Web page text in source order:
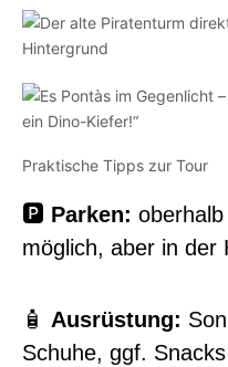
Praktische Tipps zur Tour
🅿️ Parken:
möglich, aber in der
🧴 Ausrüstung:
Schuhe, ggf. Snacks